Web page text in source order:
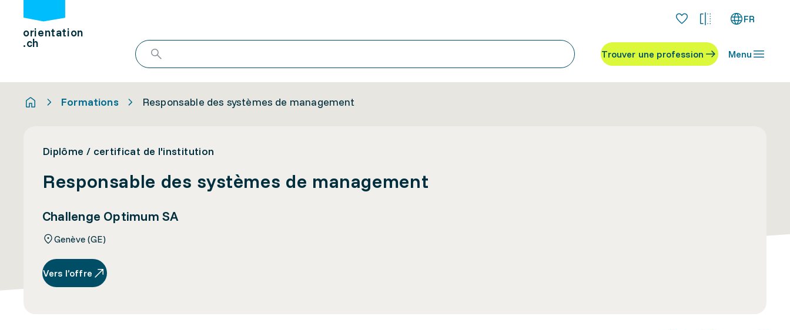
orientation
.ch
FR
Trouver une profession Menu
Formations Responsable des systèmes de management
Diplôme / certificat de l'institution
Responsable des systèmes de management
Challenge Optimum SA
Genève (GE)
Vers l’offre